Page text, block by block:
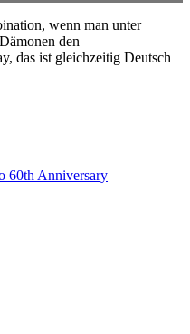
wenn man unter
den
das ist gleichzeitig Deutsch
60th Anniversary